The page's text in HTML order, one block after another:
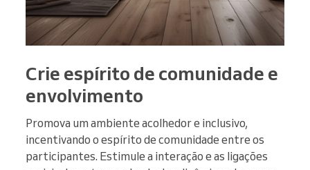
Crie espírito de comunidade e
envolvimento
Promova um ambiente acolhedor e inclusivo,
incentivando o espírito de comunidade entre os
participantes. Estimule a interação e as ligações